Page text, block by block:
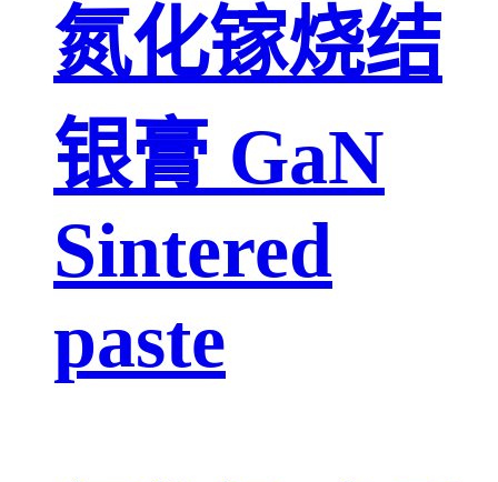
氮化镓烧结
银膏 GaN
Sintered
paste